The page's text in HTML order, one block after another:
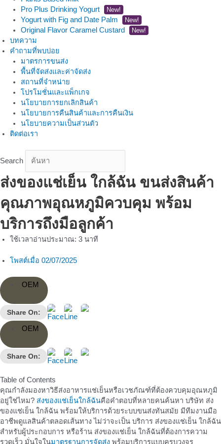
Pro Plus Drinking Yogurt
New!
Yogurt with Fig and Date Palm New!
Original Flavor Caramel Custard New!
บทความ
คำถามที่พบบ่อย
มาตรการขนส่ง
พื้นที่จัดส่งและค่าจัดส่ง
สถานที่จำหน่าย
โปรโมชั่นและแพ็กเกจ
นโยบายการยกเลิกสินค้า
นโยบายการคืนสินค้าและการคืนเงิน
นโยบายความเป็นส่วนตัว
ติดต่อเรา
Search
ส่งของแช่เย็น ใกล้ฉัน ขนส่งสินค้า
คุณภาพอุณหภูมิควบคุม พร้อม
บริการถึงมือลูกค้า
ใช้เวลาอ่านประมาณ: 3 นาที
โพสต์เมื่อ 02/07/2025
OEM
Share On:
OEM
Share On:
Table of Contents
คุณกำลังมองหาวิธีส่งอาหารแช่เย็นหรือเวชภัณฑ์ที่ต้องควบคุมอุณหภูมิ
อยู่ใช่ไหม? ส่งของแช่เย็นใกล้ฉันคือคำตอบที่หลายคนค้นหา บริษัท ส่ง
ของแช่เย็น ใกล้ฉัน พร้อมให้บริการด้วยระบบขนส่งทันสมัย มีทีมงานมือ
อาชีพดูแลสินค้าตลอดเส้นทาง ไม่ว่าจะเป็น บริการ ส่งของแช่เย็น ใกล้ฉัน
สำหรับผู้ประกอบการ หรือร้าน ส่งของแช่เย็น ใกล้ฉันที่ต้องการความ
รวดเร็ว มั่นใจในมาตรฐานการจัดส่ง พร้อมบริการแบบครบวงจร